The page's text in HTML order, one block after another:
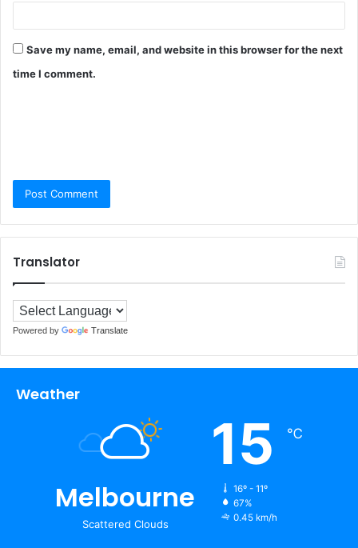
Save my name, email, and website in this browser for the next
time I comment.
Translator
Powered by Translate
Weather
Melbourne
Scattered Clouds
15 ℃
16º - 11º
67%
0.45 km/h